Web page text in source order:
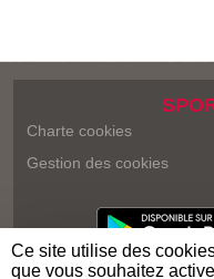
Charte cookies
Gestion des cookies
Ce site utilise des
que vous souhaitez